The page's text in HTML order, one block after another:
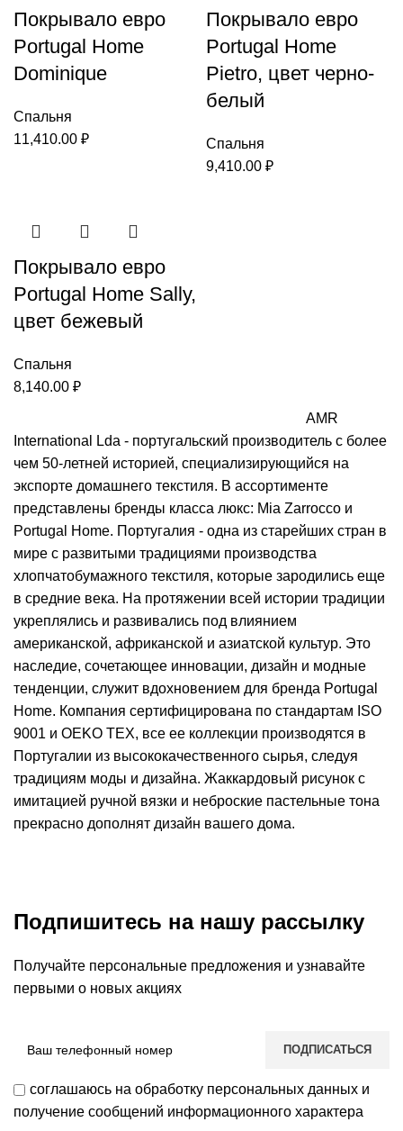
Покрывало евро
Portugal Home
Dominique
Спальня
11,410.00 ₽
Покрывало евро
Portugal Home
Pietro, цвет черно-
белый
Спальня
9,410.00 ₽
Покрывало евро
Portugal Home Sally,
цвет бежевый
Спальня
8,140.00 ₽
AMR
International Lda - португальский производитель с более
чем 50-летней историей, специализирующийся на
экспорте домашнего текстиля. В ассортименте
представлены бренды класса люкс: Mia Zarrocco и
Portugal Home. Португалия - одна из старейших стран в
мире с развитыми традициями производства
хлопчатобумажного текстиля, которые зародились еще
в средние века. На протяжении всей истории традиции
укреплялись и развивались под влиянием
американской, африканской и азиатской культур. Это
наследие, сочетающее инновации, дизайн и модные
тенденции, служит вдохновением для бренда Portugal
Home. Компания сертифицирована по стандартам ISO
9001 и OEKO TEX, все ее коллекции производятся в
Португалии из высококачественного сырья, следуя
традициям моды и дизайна. Жаккардовый рисунок с
имитацией ручной вязки и неброские пастельные тона
прекрасно дополнят дизайн вашего дома.
Подпишитесь на нашу рассылку
Получайте персональные предложения и узнавайте
первыми о новых акциях
соглашаюсь на обработку персональных данных и
получение сообщений информационного характера